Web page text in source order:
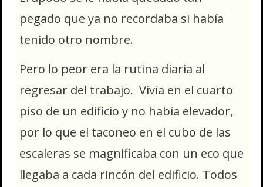
pegado que ya no recordaba si había
tenido otro nombre.
Pero lo peor era la rutina diaria al
regresar del trabajo. Vivía en el cuarto
piso de un edificio y no había elevador,
por lo que el taconeo en el cubo de las
escaleras se magnificaba con un eco que
llegaba a cada rincón del edificio. Todos